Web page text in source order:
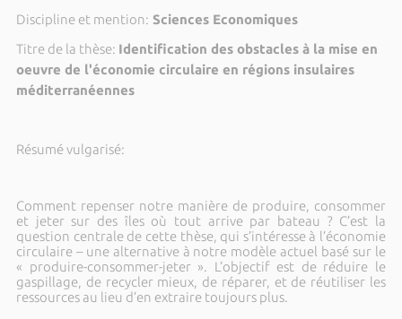
Discipline et mention: Sciences Economiques
Titre de la thèse: Identification des obstacles à la mise en
oeuvre de l'économie circulaire en régions insulaires
méditerranéennes
Résumé vulgarisé:
Comment repenser notre manière de produire, consommer
et jeter sur des îles où tout arrive par bateau ? C’est la
question centrale de cette thèse, qui s’intéresse à l’économie
circulaire – une alternative à notre modèle actuel basé sur le
« produire-consommer-jeter ». L’objectif est de réduire le
gaspillage, de recycler mieux, de réparer, et de réutiliser les
ressources au lieu d’en extraire toujours plus.